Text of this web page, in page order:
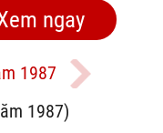
1987
1987)